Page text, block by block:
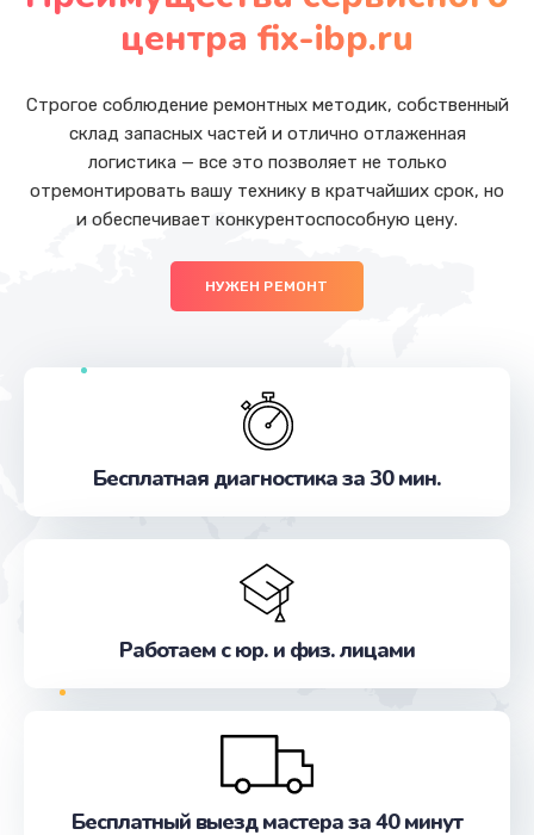
центра fix-ibp.ru
Строгое соблюдение ремонтных методик, собственный
склад запасных частей и отлично отлаженная
логистика — все это позволяет не только
отремонтировать вашу технику в кратчайших срок, но
и обеспечивает конкурентоспособную цену.
НУЖЕН РЕМОНТ
Бесплатная диагностика за 30 мин.
Работаем с юр. и физ. лицами
Бесплатный выезд мастера за 40 минут